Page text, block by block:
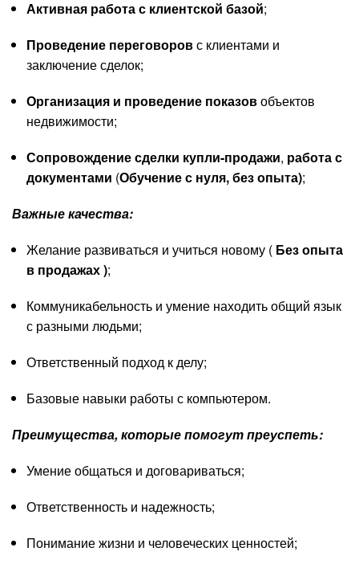
Активная работа с клиентской базой;
Проведение переговоровс клиентами и
заключение сделок;
Организация и проведение показовобъектов
недвижимости;
Сопровождениесделки купли-продажи, работа с
документами (Обучение с нуля, без опыта);
Важные качества:
Желание развиваться и учиться новому ( Без опыта
в продажах );
Коммуникабельность и умение находить общий язык
с разными людьми;
Ответственный подход к делу;
Базовые навыки работы с компьютером.
Преимущества, которые помогут преуспеть:
Умение общаться и договариваться;
Ответственность и надежность;
Понимание жизни и человеческих ценностей;